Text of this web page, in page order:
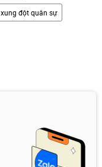
xung đột quân sự